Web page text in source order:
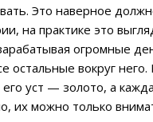
Это наверное
на практике это
огромные
вокруг
уст — золото, а
их можно только